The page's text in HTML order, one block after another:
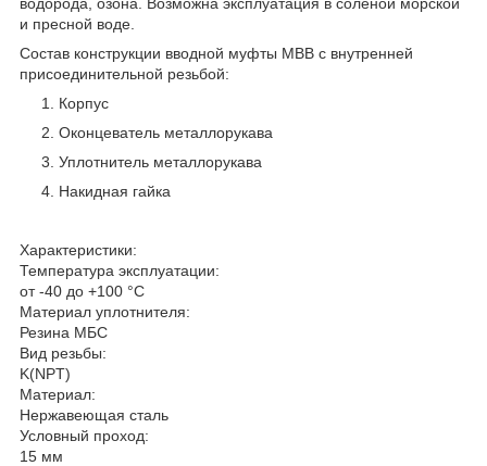
и пресной воде.
Состав конструкции вводной муфты МВВ с внутренней
присоединительной резьбой:
Корпус
Оконцеватель металлорукава
Уплотнитель металлорукава
Накидная гайка
Характеристики:
Температура эксплуатации:
от -40 до +100 °С
Материал уплотнителя:
Резина МБС
Вид резьбы:
K(NPT)
Материал:
Нержавеющая сталь
Условный проход:
15 мм